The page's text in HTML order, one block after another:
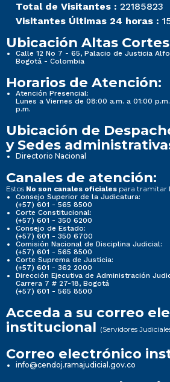
Total de Visitantes : 22185823
Visitantes Últimas 24 horas :
Ubicación Altas
Calle 12 No 7 - 65, Palacio de Justicia
Bogotá - Colombia
Horarios de Atención:
Atención Presencial:
Lunes a Viernes de 08:00 a.m. a 01:00
p.m.
Ubicación de
y Sedes
Directorio Nacional
Canales de atención:
Estos No son canales oficiales para tramitar
Consejo Superior de la Judicatura:
(+57) 601 - 565 8500
Corte Constitucional:
(+57) 601 - 350 6200
Consejo de Estado:
(+57) 601 - 350 6700
Comisión Nacional de Disciplina Judicial:
(+57) 601 - 565 8500
Corte Suprema de Justicia:
(+57) 601 - 362 2000
Dirección Ejecutiva de Administración
Carrera 7 # 27-18, Bogotá
(+57) 601 - 565 8500
Acceda a su correo
institucional (Servidores
Correo electrónico
info@cendoj.ramajudicial.gov.co